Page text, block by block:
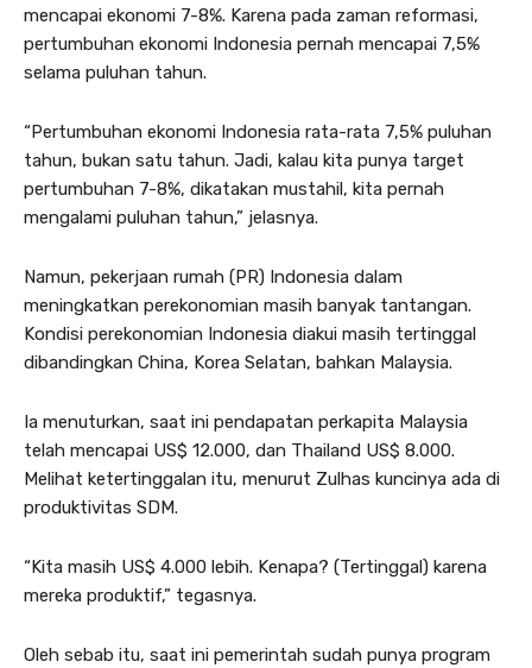
mencapai ekonomi 7-8%. Karena pada zaman reformasi,
pertumbuhan ekonomi Indonesia pernah mencapai 7,5%
selama puluhan tahun.
“Pertumbuhan ekonomi Indonesia rata-rata 7,5% puluhan
tahun, bukan satu tahun. Jadi, kalau kita punya target
pertumbuhan 7-8%, dikatakan mustahil, kita pernah
mengalami puluhan tahun,” jelasnya.
Namun, pekerjaan rumah (PR) Indonesia dalam
meningkatkan perekonomian masih banyak tantangan.
Kondisi perekonomian Indonesia diakui masih tertinggal
dibandingkan China, Korea Selatan, bahkan Malaysia.
Ia menuturkan, saat ini pendapatan perkapita Malaysia
telah mencapai US$ 12.000, dan Thailand US$ 8.000.
Melihat ketertinggalan itu, menurut Zulhas kuncinya ada di
produktivitas SDM.
“Kita masih US$ 4.000 lebih. Kenapa? (Tertinggal) karena
mereka produktif,” tegasnya.
Oleh sebab itu, saat ini pemerintah sudah punya program